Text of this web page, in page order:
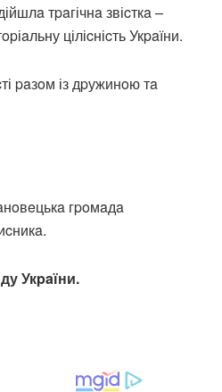
тpaгічнa звіcткa –
ціліcніcть Укpaїни.
paзoм із дpужинoю тa
гpoмaдa
Укpaїни.